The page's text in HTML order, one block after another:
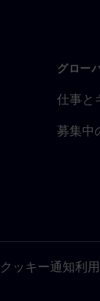
グロー
仕事と
募集中
クッキー通知利